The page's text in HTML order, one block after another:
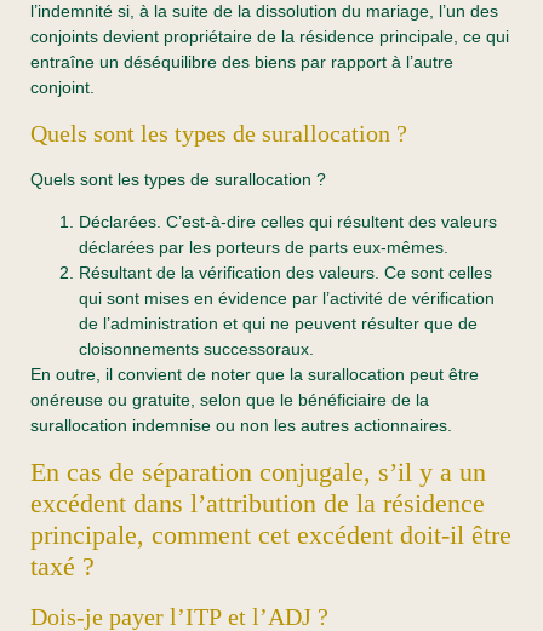
l’indemnité si, à la suite de la dissolution du mariage, l’un des
conjoints devient propriétaire de la résidence principale, ce qui
entraîne un déséquilibre des biens par rapport à l’autre
conjoint.
Quels sont les types de surallocation ?
Quels sont les types de surallocation ?
Déclarées. C’est-à-dire celles qui résultent des valeurs
déclarées par les porteurs de parts eux-mêmes.
Résultant de la vérification des valeurs. Ce sont celles
qui sont mises en évidence par l’activité de vérification
de l’administration et qui ne peuvent résulter que de
cloisonnements successoraux.
En outre, il convient de noter que la surallocation peut être
onéreuse ou gratuite, selon que le bénéficiaire de la
surallocation indemnise ou non les autres actionnaires.
En cas de séparation conjugale, s’il y a un
excédent dans l’attribution de la résidence
principale, comment cet excédent doit-il être
taxé ?
Dois-je payer l’ITP et l’ADJ ?